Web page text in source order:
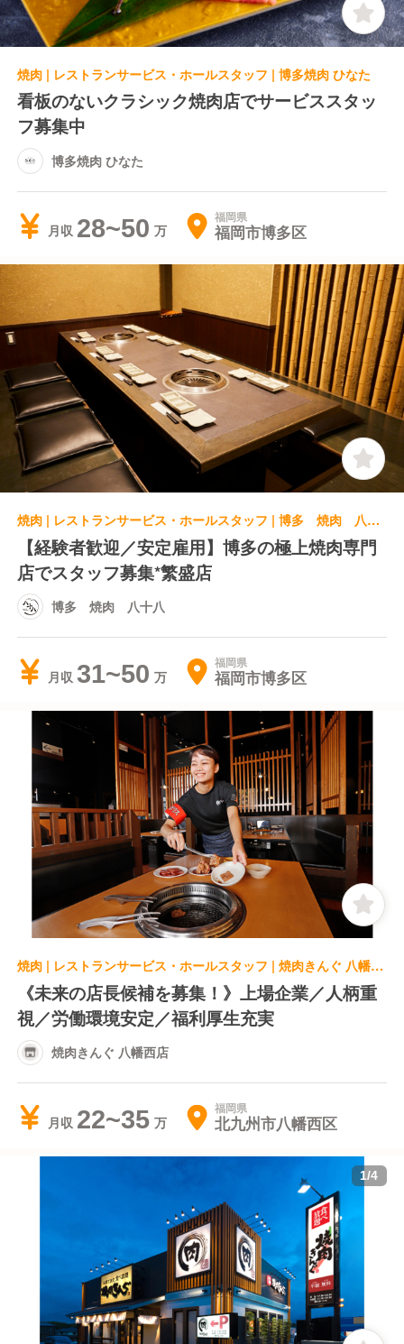
焼肉 | レストランサービス・ホールスタッフ | 博多焼肉 ひなた
看板のないクラシック焼肉店でサービススタッ
フ募集中
博多焼肉 ひなた
月収 28~50 福岡県
福岡市博多区
焼肉 | レストランサービス・ホールスタッフ | 博多 焼肉 八十八
【経験者歓迎／安定雇用】博多の極上焼肉専門
店でスタッフ募集*繁盛店
博多 焼肉 八十八
月収 31~50 福岡県
福岡市博多区
焼肉 | レストランサービス・ホールスタッフ | 焼肉きんぐ 八幡西店
《未来の店長候補を募集！》上場企業／人柄重
視／労働環境安定／福利厚生充実
焼肉きんぐ 八幡西店
月収 22~35 福岡県
北九州市八幡西区
1/4